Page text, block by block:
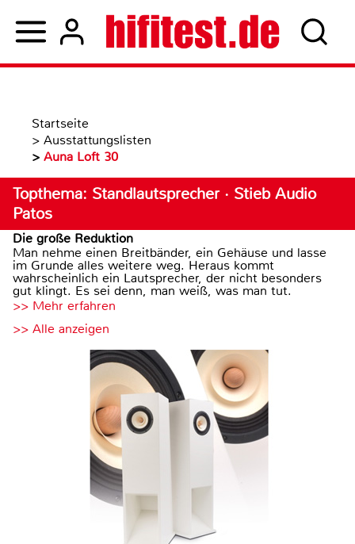
Startseite
> Ausstattungslisten
> Auna Loft 30
Topthema: Standlautsprecher · Stieb Audio
Patos
Die große Reduktion
Man nehme einen Breitbänder, ein Gehäuse und lasse
im Grunde alles weitere weg. Heraus kommt
wahrscheinlich ein Lautsprecher, der nicht besonders
gut klingt. Es sei denn, man weiß, was man tut.
>> Mehr erfahren
>> Alle anzeigen